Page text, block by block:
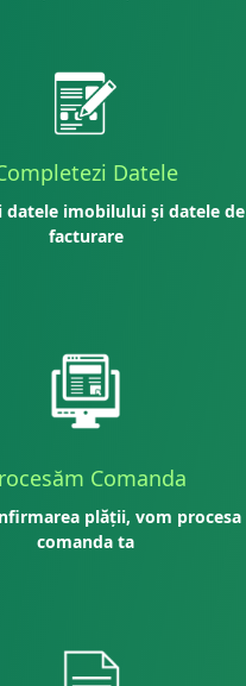
Datele
imobilului și datele de
facturare
Comanda
plății, vom procesa
comanda ta